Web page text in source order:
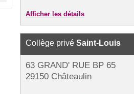
Afficher les détails
Collège privé Saint-Louis
63 GRAND' RUE BP 65
29150 Châteaulin